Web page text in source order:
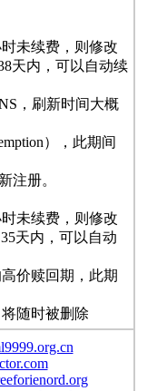
未续费，则修改
天内，可以自动续
，刷新时间大概
），此期间
注册。
未续费，则修改
天内，可以自动
价赎回期，此期
随时被删除